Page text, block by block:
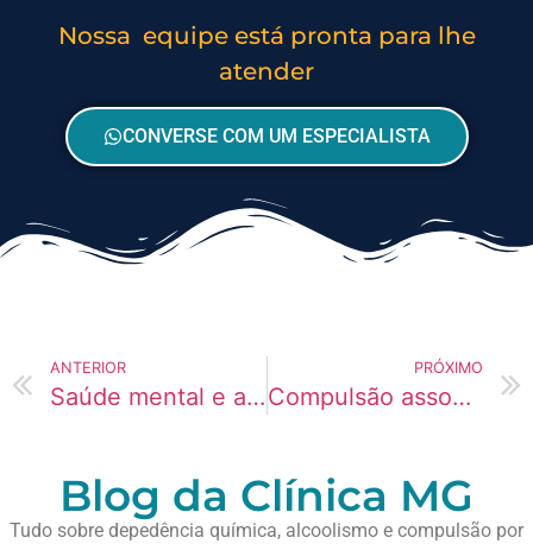
Nossa equipe está pronta para lhe
atender
CONVERSE COM UM ESPECIALISTA
ANTERIOR
Saúde mental e abstinência de substâncias
PRÓXIMO
Compulsão associada à dependência química
Blog da Clínica MG
Tudo sobre depedência química, alcoolismo e compulsão por